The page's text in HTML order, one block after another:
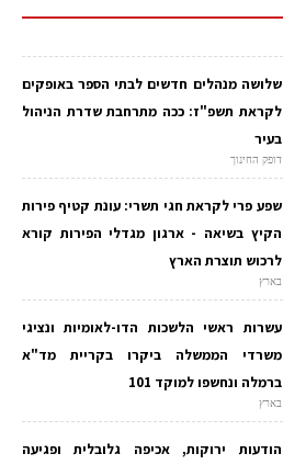
שלושה מנהלים חדשים לבתי הספר באופקים
לקראת תשפ"ז: ככה מתרחבת שדרת הניהול
בעיר
דופק החינוך
שפע פרי לקראת חגי תשרי: עונת קטיף פירות
הקיץ בשיאה - ארגון מגדלי הפירות קורא
לרכוש תוצרת הארץ
בארץ
עשרות ראשי הלשכות הדו-לאומיות ונציגי
משרדי הממשלה ביקרו בקריית מד"א
ברמלה ונחשפו למוקד 101
בארץ
הודעות ירוקות, אכיפה גלובלית ופגיעה